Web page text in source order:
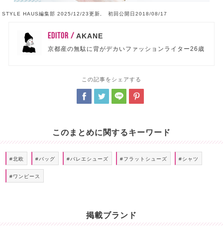
STYLE HAUS編集部 2025/12/23更新, 初回公開日2018/08/17
EDITOR /AKANE
京都産の無駄に背がデカいファッションライター26歳
この記事をシェアする
このまとめに関するキーワード
#北欧 #バッグ #バレエシューズ #フラットシューズ #シャツ
#ワンピース
掲載ブランド